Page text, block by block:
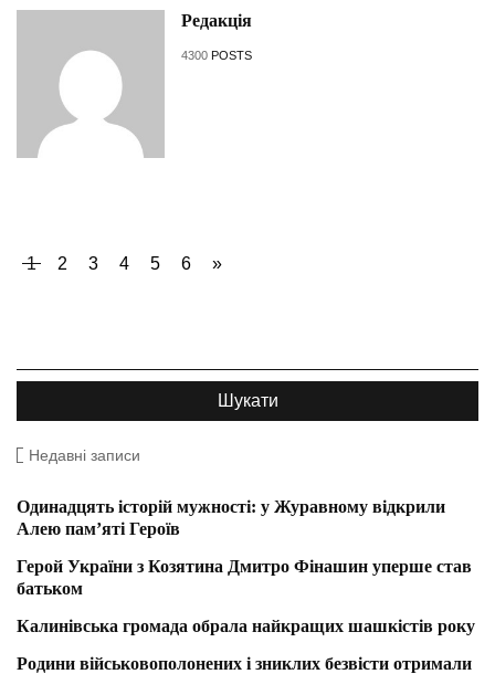
Редакція
4300 POSTS
1 2 3 4 5 6 »
Недавні записи
Одинадцять історій мужності: у Журавному відкрили
Алею пам’яті Героїв
Герой України з Козятина Дмитро Фінашин уперше став
батьком
Калинівська громада обрала найкращих шашкістів року
Родини військовополонених і зниклих безвісти отримали